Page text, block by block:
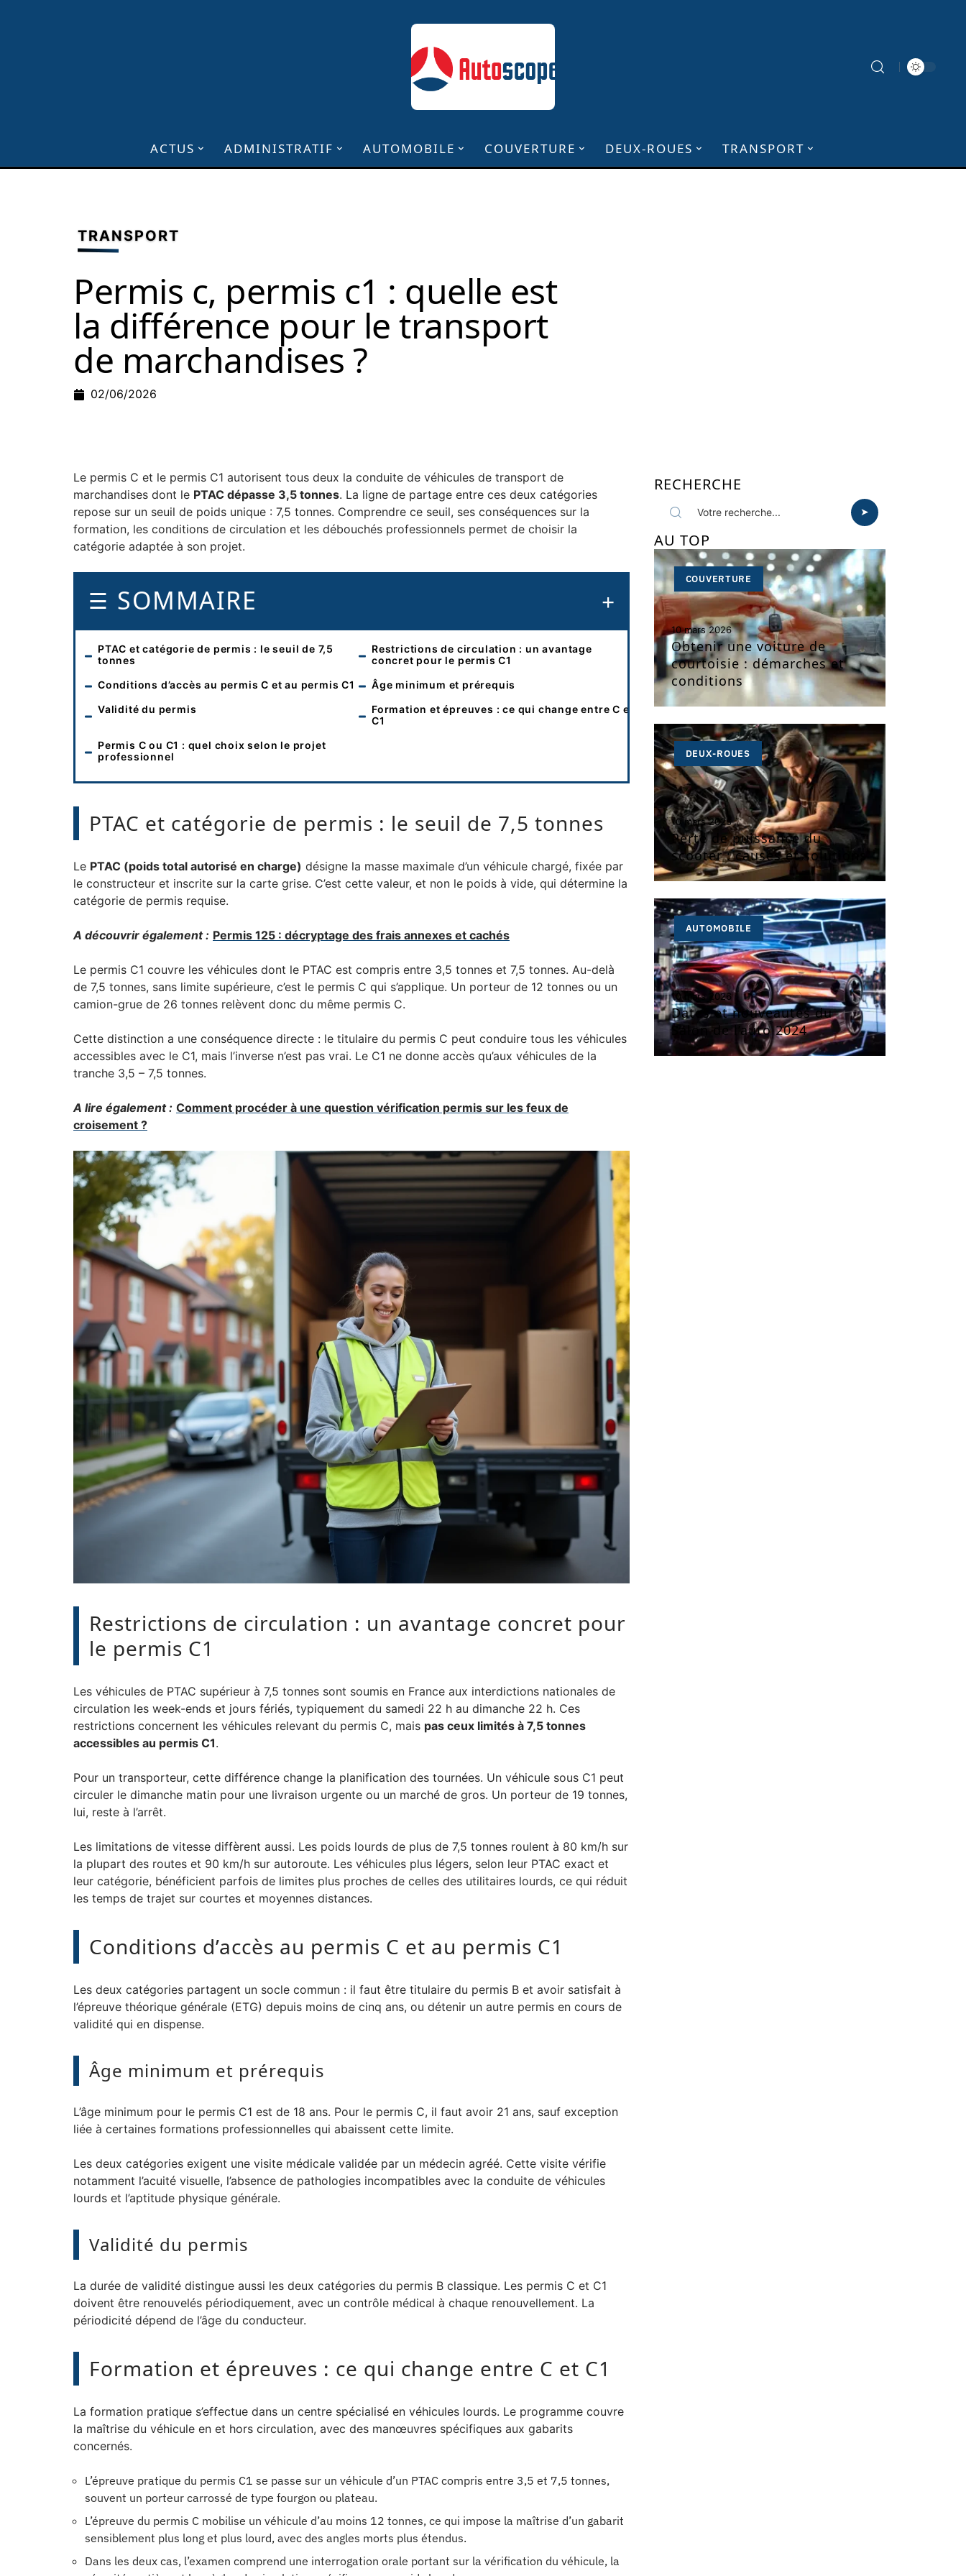
ACTUS ADMINISTRATIF AUTOMOBILE COUVERTURE DEUX-ROUES TRANSPORT
TRANSPORT
Permis c, permis c1 : quelle est
la différence pour le transport
de marchandises ?
02/06/2026
Le permis C et le permis C1 autorisent tous deux la conduite de véhicules de transport de
marchandises dont le PTAC dépasse 3,5 tonnes. La ligne de partage entre ces deux catégories
repose sur un seuil de poids unique : 7,5 tonnes. Comprendre ce seuil, ses conséquences sur la
formation, les conditions de circulation et les débouchés professionnels permet de choisir la
catégorie adaptée à son projet.
SOMMAIRE
PTAC et catégorie de permis : le seuil de 7,5
tonnes
Restrictions de circulation : un avantage
concret pour le permis C1
Conditions d’accès au permis C et au permis C1
Âge minimum et prérequis
Validité du permis
Formation et épreuves : ce qui change entre C et
C1
Permis C ou C1 : quel choix selon le projet
professionnel
PTAC et catégorie de permis : le seuil de 7,5 tonnes
Le PTAC (poids total autorisé en charge) désigne la masse maximale d’un véhicule chargé, fixée par
le constructeur et inscrite sur la carte grise. C’est cette valeur, et non le poids à vide, qui détermine la
catégorie de permis requise.
A découvrir également : Permis 125 : décryptage des frais annexes et cachés
Le permis C1 couvre les véhicules dont le PTAC est compris entre 3,5 tonnes et 7,5 tonnes. Au-delà
de 7,5 tonnes, sans limite supérieure, c’est le permis C qui s’applique. Un porteur de 12 tonnes ou un
camion-grue de 26 tonnes relèvent donc du même permis C.
Cette distinction a une conséquence directe : le titulaire du permis C peut conduire tous les véhicules
accessibles avec le C1, mais l’inverse n’est pas vrai. Le C1 ne donne accès qu’aux véhicules de la
tranche 3,5 – 7,5 tonnes.
A lire également : Comment procéder à une question vérification permis sur les feux de
croisement ?
Restrictions de circulation : un avantage concret pour
le permis C1
Les véhicules de PTAC supérieur à 7,5 tonnes sont soumis en France aux interdictions nationales de
circulation les week-ends et jours fériés, typiquement du samedi 22 h au dimanche 22 h. Ces
restrictions concernent les véhicules relevant du permis C, mais pas ceux limités à 7,5 tonnes
accessibles au permis C1.
Pour un transporteur, cette différence change la planification des tournées. Un véhicule sous C1 peut
circuler le dimanche matin pour une livraison urgente ou un marché de gros. Un porteur de 19 tonnes,
lui, reste à l’arrêt.
Les limitations de vitesse diffèrent aussi. Les poids lourds de plus de 7,5 tonnes roulent à 80 km/h sur
la plupart des routes et 90 km/h sur autoroute. Les véhicules plus légers, selon leur PTAC exact et
leur catégorie, bénéficient parfois de limites plus proches de celles des utilitaires lourds, ce qui réduit
les temps de trajet sur courtes et moyennes distances.
Conditions d’accès au permis C et au permis C1
Les deux catégories partagent un socle commun : il faut être titulaire du permis B et avoir satisfait à
l’épreuve théorique générale (ETG) depuis moins de cinq ans, ou détenir un autre permis en cours de
validité qui en dispense.
Âge minimum et prérequis
L’âge minimum pour le permis C1 est de 18 ans. Pour le permis C, il faut avoir 21 ans, sauf exception
liée à certaines formations professionnelles qui abaissent cette limite.
Les deux catégories exigent une visite médicale validée par un médecin agréé. Cette visite vérifie
notamment l’acuité visuelle, l’absence de pathologies incompatibles avec la conduite de véhicules
lourds et l’aptitude physique générale.
Validité du permis
La durée de validité distingue aussi les deux catégories du permis B classique. Les permis C et C1
doivent être renouvelés périodiquement, avec un contrôle médical à chaque renouvellement. La
périodicité dépend de l’âge du conducteur.
Formation et épreuves : ce qui change entre C et C1
La formation pratique s’effectue dans un centre spécialisé en véhicules lourds. Le programme couvre
la maîtrise du véhicule en et hors circulation, avec des manœuvres spécifiques aux gabarits
concernés.
L’épreuve pratique du permis C1 se passe sur un véhicule d’un PTAC compris entre 3,5 et 7,5 tonnes,
souvent un porteur carrossé de type fourgon ou plateau.
L’épreuve du permis C mobilise un véhicule d’au moins 12 tonnes, ce qui impose la maîtrise d’un gabarit
sensiblement plus long et plus lourd, avec des angles morts plus étendus.
Dans les deux cas, l’examen comprend une interrogation orale portant sur la vérification du véhicule, la
RECHERCHE
AU TOP
COUVERTURE
10 mars 2026
Obtenir une voiture de
courtoisie : démarches et
conditions
DEUX-ROUES
10 mars 2026
Perte de puissance du
scooter : causes et solutions
AUTOMOBILE
10 mars 2026
Dates et nouveautés du
Salon de l’auto 2024